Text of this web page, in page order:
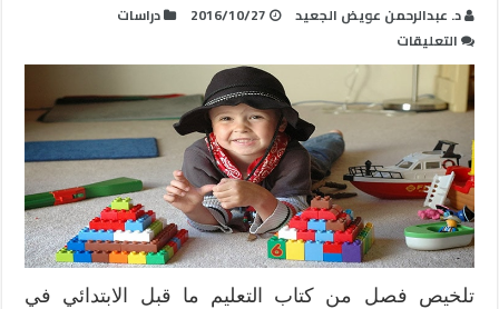
د. عبدالرحمن عويض الجعيد 2016/10/27
دراسات
التعليقات
بعض
الاتجاهات
العالمية
والعربية
في
التعليم
ما
قبل
الابتدائي
مغلقة
تلخيص فصل من كتاب التعليم ما قبل الابتدائي في